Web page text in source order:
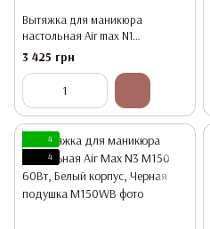
Вытяжка для маникюра
настольная Air max N1
M150 белая
3 425 грн
4
4